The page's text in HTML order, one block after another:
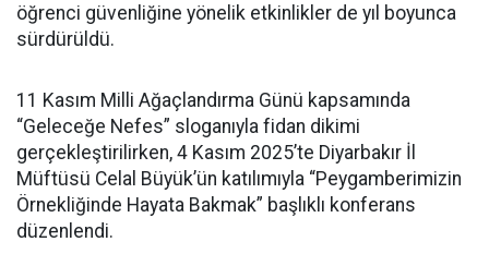
öğrenci güvenliğine yönelik etkinlikler de yıl boyunca
sürdürüldü.
11 Kasım Milli Ağaçlandırma Günü kapsamında
“Geleceğe Nefes” sloganıyla fidan dikimi
gerçekleştirilirken, 4 Kasım 2025’te Diyarbakır İl
Müftüsü Celal Büyük’ün katılımıyla “Peygamberimizin
Örnekliğinde Hayata Bakmak” başlıklı konferans
düzenlendi.